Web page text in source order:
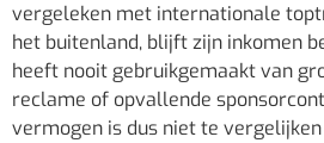
vergeleken met internationale
het buitenland, blijft zijn inkomen
heeft nooit gebruikgemaakt van
reclame of opvallende
vermogen is dus niet te